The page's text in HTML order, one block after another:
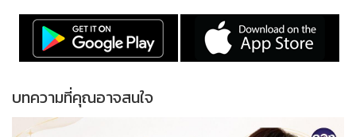
บทความที่คุณอาจสนใจ